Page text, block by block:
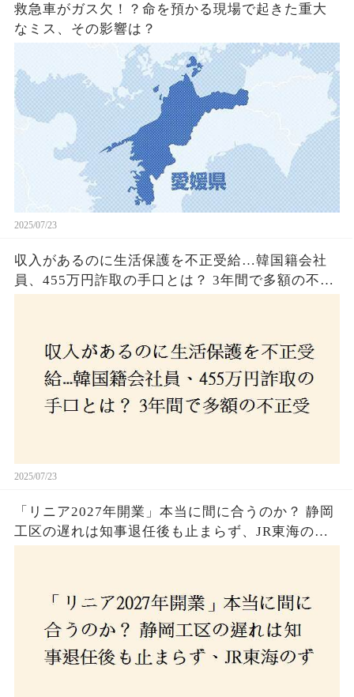
救急車がガス欠！？命を預かる現場で起きた重大
なミス、その影響は？
2025/07/23
収入があるのに生活保護を不正受給…韓国籍会社
員、455万円詐取の手口とは？ 3年間で多額の不正
2025/07/23
「リニア2027年開業」本当に間に合うのか？ 静岡
工区の遅れは知事退任後も止まらず、JR東海のず